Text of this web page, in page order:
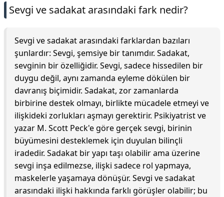
Sevgi ve sadakat arasındaki fark nedir?
Sevgi ve sadakat arasındaki farklardan bazıları
şunlardır: Sevgi, şemsiye bir tanımdır. Sadakat,
sevginin bir özelliğidir. Sevgi, sadece hissedilen bir
duygu değil, aynı zamanda eyleme dökülen bir
davranış biçimidir. Sadakat, zor zamanlarda
birbirine destek olmayı, birlikte mücadele etmeyi ve
ilişkideki zorlukları aşmayı gerektirir. Psikiyatrist ve
yazar M. Scott Peck'e göre gerçek sevgi, birinin
büyümesini desteklemek için duyulan bilinçli
iradedir. Sadakat bir yapı taşı olabilir ama üzerine
sevgi inşa edilmezse, ilişki sadece rol yapmaya,
maskelerle yaşamaya dönüşür. Sevgi ve sadakat
arasındaki ilişki hakkında farklı görüşler olabilir; bu